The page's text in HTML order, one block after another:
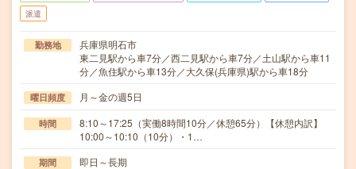
派遣
勤務地
兵庫県明石市
東二見駅から車7分／西二見駅から車7分／土山駅から車11
分／魚住駅から車13分／大久保(兵庫県)駅から車18分
曜日頻度 月～金の週5日
時間
8:10～17:25（実働8時間10分／休憩65分）【休憩内訳】
10:00～10:10（10分）・1…
期間 即日～長期